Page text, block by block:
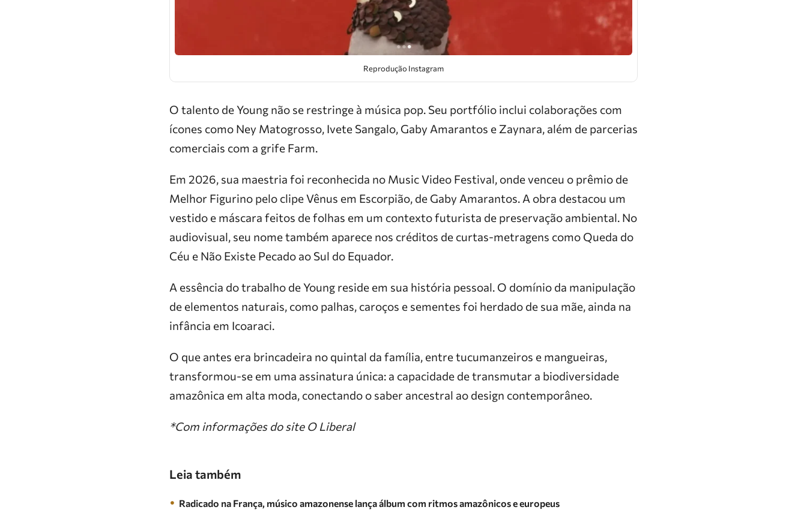
Reprodução Instagram
​O talento de Young não se restringe à música pop. Seu portfólio inclui colaborações com
ícones como Ney Matogrosso, Ivete Sangalo, Gaby Amarantos e Zaynara, além de parcerias
comerciais com a grife Farm.
Em 2026, sua maestria foi reconhecida no Music Video Festival, onde venceu o prêmio de
Melhor Figurino pelo clipe Vênus em Escorpião, de Gaby Amarantos. A obra destacou um
vestido e máscara feitos de folhas em um contexto futurista de preservação ambiental. No
audiovisual, seu nome também aparece nos créditos de curtas-metragens como Queda do
Céu e Não Existe Pecado ao Sul do Equador.
​A essência do trabalho de Young reside em sua história pessoal. O domínio da manipulação
de elementos naturais, como palhas, caroços e sementes foi herdado de sua mãe, ainda na
infância em Icoaraci.
​O que antes era brincadeira no quintal da família, entre tucumanzeiros e mangueiras,
transformou-se em uma assinatura única: a capacidade de transmutar a biodiversidade
amazônica em alta moda, conectando o saber ancestral ao design contemporâneo.
*Com informações do site O Liberal
Leia também
Radicado na França, músico amazonense lança álbum com ritmos amazônicos e europeus